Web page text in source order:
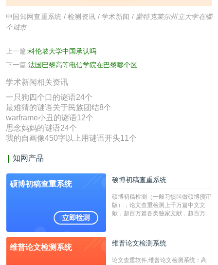
中国知网查重系统 /检测资讯 / 学术新闻 / 蒙特克莱尔州立大学在哪
个城市
上一篇:科伦坡大学中国承认吗
下一篇:法国巴黎高等电信学院在巴黎哪个区
学术新闻相关资讯
一只狗四个口的谜语24个
最难猜的谜语关于民族团结8个
warframe小丑的谜语12个
思念妈妈的谜语24个
我的自画像450字以上用谜语开头11个
知网产品
硕博初稿查重系统 硕博初稿查重系统
硕博初稿检测（一般习惯叫做硕博预审
版），论文查重检测上千万篇中文文
献，超百万篇各类独家文献，超百万港
校用来检测硕博论文的系统，检测范围
广，数据来源真实，检测算法合理!本
字符数30万）
维普论文检测系统 维普论文检测系统
论文查重软件,维普论文检测系统：高